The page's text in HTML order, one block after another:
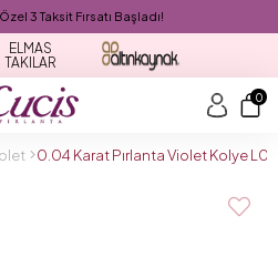
3 Taksit Fırsatı Başladı!
ELMAS
TAKILAR
0
0.04 Karat Pırlanta Violet Kolye